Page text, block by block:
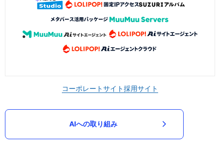
コーポレートサイト採用サイト
AIへの取り組み